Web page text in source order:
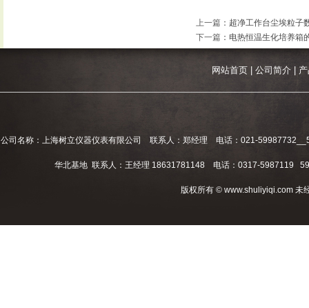
上一篇 ： 超净工作台尘埃粒子
下一篇 ： 电热恒温生化培养箱
网站首页| 公司简介|
公司名称：上海树立仪器仪表有限公司 联系人：郑经理 电话：021-
华北基地 联系人：王经理 18631781148 电话：0317-5987119
版权所有 © www.shuliyiqi.com 未